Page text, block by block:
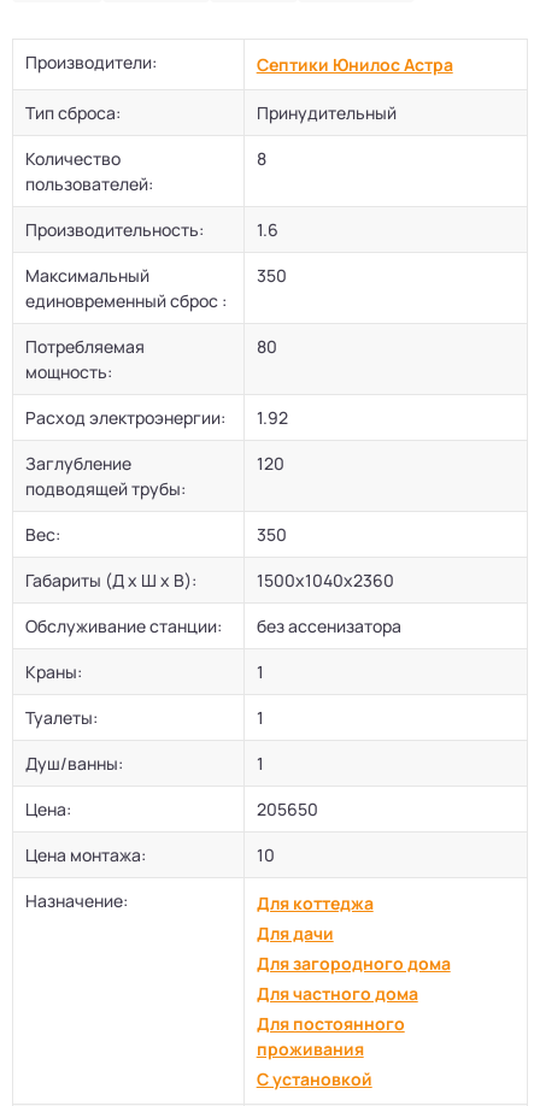
Производители: Септики Юнилос Астра
Тип сброса:
Принудительный
Количество
пользователей:
8
Производительность:
1.6
Максимальный
единовременный сброс :
350
Потребляемая
мощность:
80
Расход электроэнергии:
1.92
Заглубление
подводящей трубы:
120
Вес:
350
Габариты (Д х Ш х В):
1500x1040x2360
Обслуживание станции:
без ассенизатора
Краны:
1
Туалеты:
1
Душ/ванны:
1
Цена:
205650
Цена монтажа:
10
Назначение:
Для коттеджа
Для дачи
Для загородного дома
Для частного дома
Для постоянного
проживания
С установкой